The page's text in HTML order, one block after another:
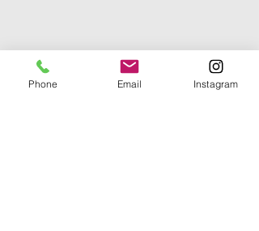
Phone Email Instagram